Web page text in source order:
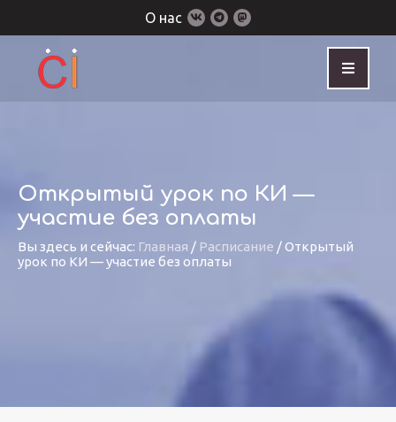
О нас
Открытый урок по КИ —
участие без оплаты
Вы здесь и сейчас: Главная / Расписание /Открытый
урок по КИ — участие без оплаты